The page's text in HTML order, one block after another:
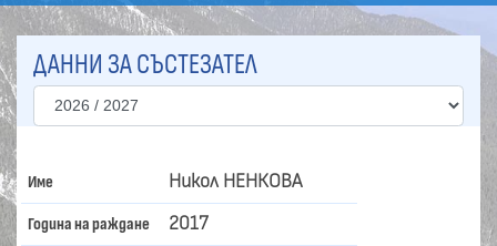
ДАННИ ЗА СЪСТЕЗАТЕЛ
Име Никол НЕНКОВА
Година на раждане 2017